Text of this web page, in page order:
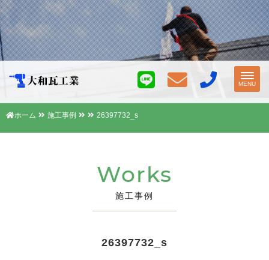
MENU
ホーム 施工事例 26397732_s
Works
施工事例
26397732_s